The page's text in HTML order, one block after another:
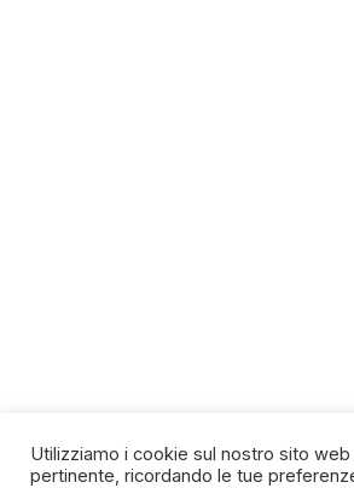
Utilizziamo i cookie sul nostro sito
pertinente, ricordando le tue